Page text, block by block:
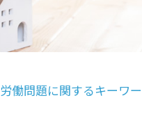
労働問題に関するキーワ